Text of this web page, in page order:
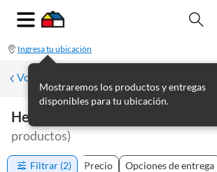
Ingresa tu ubicación
Mostraremos los productos y entregas
disponibles para tu ubicación.
Volver a Plomería
Herramientas De Plomería Y
productos)
Filtrar (2) Precio Opciones de entrega